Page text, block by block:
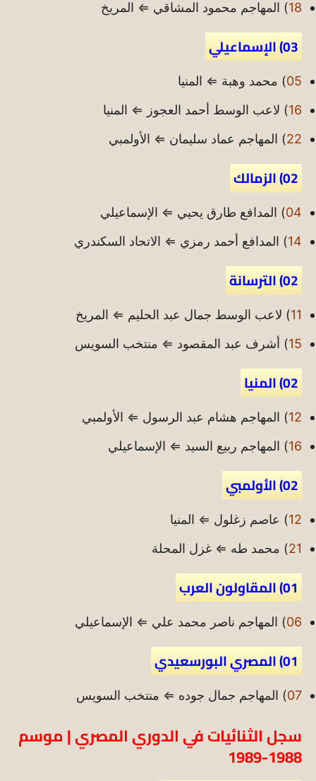
18) المهاجم محمود المشاقي ⇐ المريخ
03) الإسماعيلي
05) محمد وهبة ⇐ المنيا
16) لاعب الوسط أحمد العجوز ⇐ المنيا
22) المهاجم عماد سليمان ⇐ الأولمبي
02) الزمالك
04) المدافع طارق يحيي ⇐ الإسماعيلي
14) المدافع أحمد رمزي ⇐ الاتحاد السكندري
02) الترسانة
11) لاعب الوسط جمال عبد الحليم ⇐ المريخ
15) أشرف عبد المقصود ⇐ منتخب السويس
02) المنيا
12) المهاجم هشام عبد الرسول ⇐ الأولمبي
16) المهاجم ربيع السيد ⇐ الإسماعيلي
02) الأولمبي
12) عاصم زغلول ⇐ المنيا
21) محمد طه ⇐ غزل المحلة
01) المقاولون العرب
06) المهاجم ناصر محمد علي ⇐ الإسماعيلي
01) المصري البورسعيدي
07) المهاجم جمال جوده ⇐ منتخب السويس
سجل الثنائيات في الدوري المصري | موسم
1988-1989